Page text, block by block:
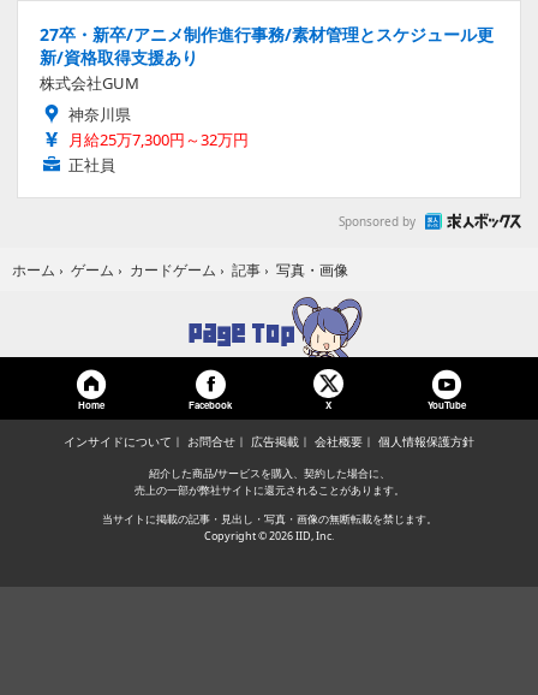
27卒・新卒/アニメ制作進行事務/素材管理とスケジュール更
新/資格取得支援あり
株式会社GUM
神奈川県
月給25万7,300円～32万円
正社員
Sponsored by
ホーム › ゲーム › カードゲーム › 記事 › 写真・画像
Home Facebook X YouTube
インサイドについて お問合せ 広告掲載 会社概要 個人情報保護方針
紹介した商品/サービスを購入、契約した場合に、
売上の一部が弊社サイトに還元されることがあります。
当サイトに掲載の記事・見出し・写真・画像の無断転載を禁じます。
Copyright © 2026 IID, Inc.